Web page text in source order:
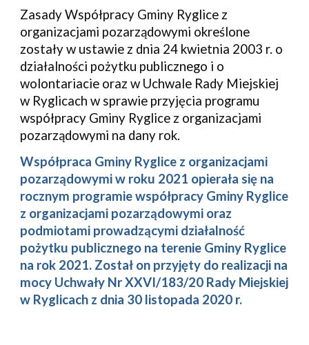
Zasady Współpracy Gminy Ryglice z
organizacjami pozarządowymi określone
zostały w ustawie z dnia 24 kwietnia 2003 r. o
działalności pożytku publicznego i o
wolontariacie oraz w Uchwale Rady Miejskiej
w Ryglicach w sprawie przyjęcia programu
współpracy Gminy Ryglice z organizacjami
pozarządowymi na dany rok.
Współpraca Gminy Ryglice z organizacjami
pozarządowymi w roku 2021 opierała się na
rocznym programie współpracy Gminy Ryglice
z organizacjami pozarządowymi oraz
podmiotami prowadzącymi działalność
pożytku publicznego na terenie Gminy Ryglice
na rok 2021. Został on przyjęty do realizacji na
mocy Uchwały Nr XXVI/183/20 Rady Miejskiej
w Ryglicach z dnia 30 listopada 2020 r.